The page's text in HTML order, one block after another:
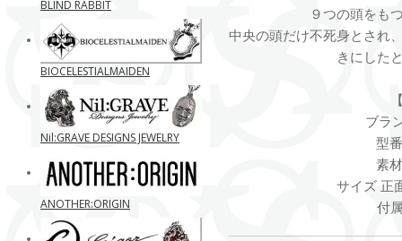
９つの頭をも
中央の頭だけ不死身とされ
きにした
ブラ
型
素
サイズ 正
付
BLIND RABBIT
BIOCELESTIALMAIDEN
Nil:GRAVE DESIGNS JEWELRY
ANOTHER:ORIGIN